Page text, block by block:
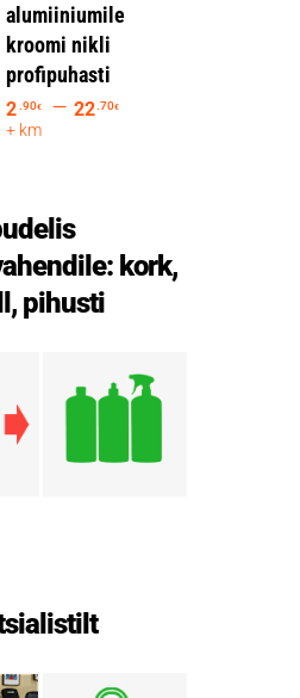
alumiiniumile
kroomi nikli
profipuhasti
2.90€ – 22.70€
+ km
kork,
pihusti